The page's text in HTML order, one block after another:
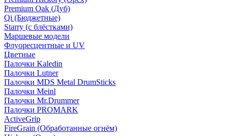
Premium Oak (Дуб)
Qi (Бюджетные)
Starry (с блёстками)
Маршевые модели
Флуоресцентные и UV
Цветные
Палочки Kaledin
Палочки Lutner
Палочки MDS Metal DrumSticks
Палочки Meinl
Палочки Mr.Drummer
Палочки PROMARK
ActiveGrip
FireGrain (Обработанные огнём)